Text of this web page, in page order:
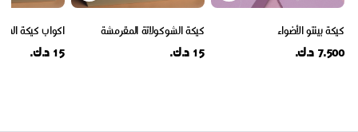
كيكة بينتو الأضواء
7.500 د.ك.
كيكة الشوكولاتة المقرمشة
15 د.ك.
اكواب كيكة
15 د.ك.